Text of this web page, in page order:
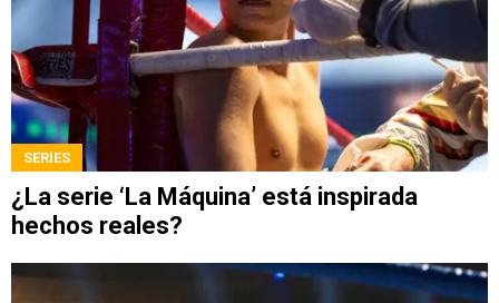
SERIES
¿La serie ‘La Máquina’ está inspirada
hechos reales?